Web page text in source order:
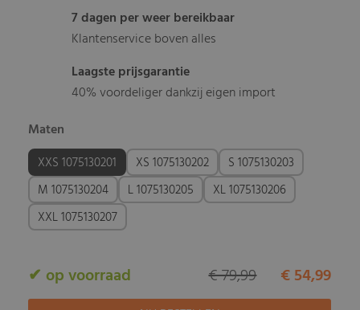
7 dagen per weer bereikbaar
Klantenservice boven alles
Laagste prijsgarantie
40% voordeliger dankzij eigen import
Maten
XXS 1075130201 XS 1075130202
S 1075130203
M 1075130204
L 1075130205
XL 1075130206
XXL 1075130207
✔ op voorraad € 54,99
€ 79,99